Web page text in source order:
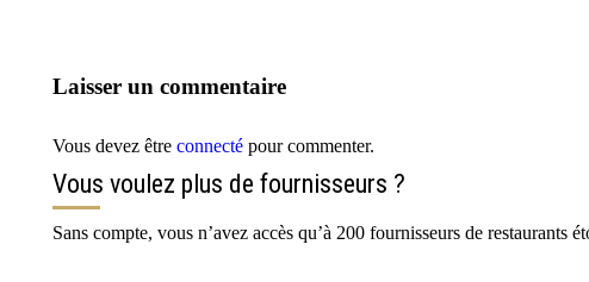
Laisser un commentaire
Vous devez être connecté pour commenter.
Vous voulez plus de fournisseurs ?
Sans compte, vous n’avez accès qu’à 200 fournisseurs de restaurants